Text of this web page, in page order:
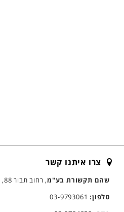
צרו איתנו קשר
שהם תקשורת בע"מ, רחוב תבור 88, ת.ד 1519 שהם
טלפון:03-9793061